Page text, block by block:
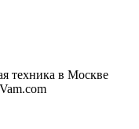
техника в Москве